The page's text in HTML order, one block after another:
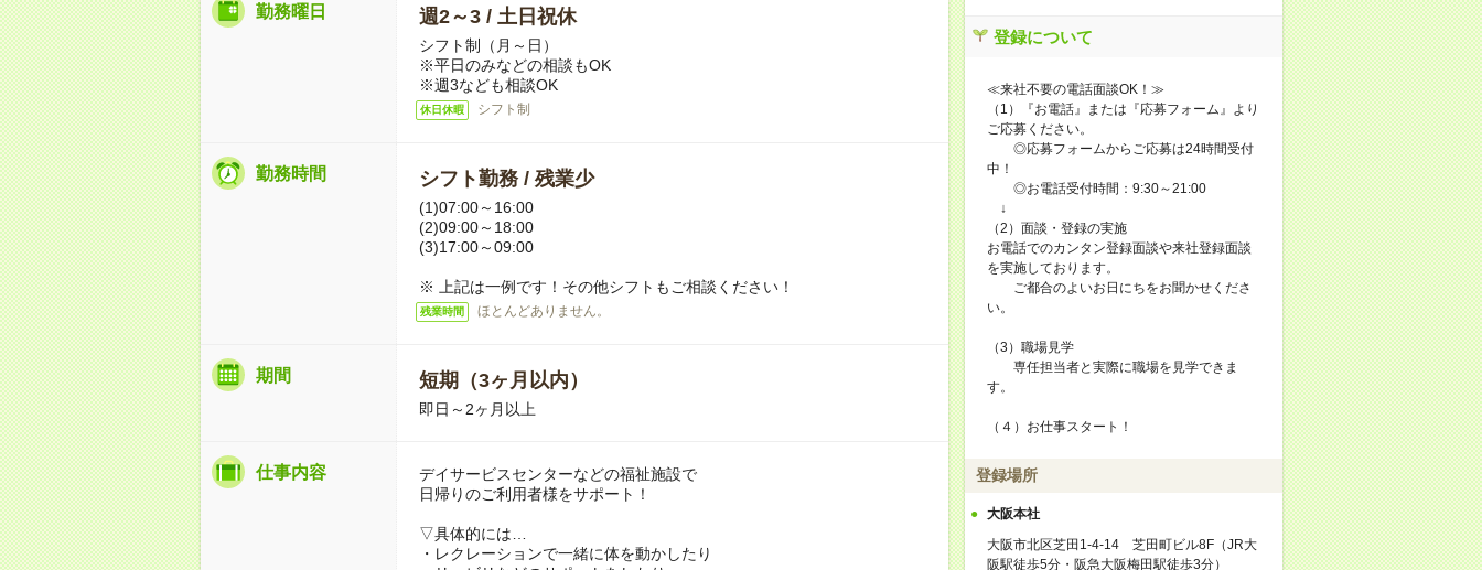
勤務曜日 週2～3 / 土日祝休
シフト制（月～日）
※平日のみなどの相談もOK
※週3なども相談OK
休日休暇 シフト制
勤務時間 シフト勤務 / 残業少
(1)07:00～16:00
(2)09:00～18:00
(3)17:00～09:00
※ 上記は一例です！その他シフトもご相談ください！
残業時間 ほとんどありません。
期間 短期（3ヶ月以内）
即日～2ヶ月以上
仕事内容
デイサービスセンターなどの福祉施設で
日帰りのご利用者様をサポート！
▽具体的には…
・レクレーションで一緒に体を動かしたり
登録について
≪来社不要の電話面談OK！≫
（1）『お電話』または『応募フォーム』より
ご応募ください。
◎応募フォームからご応募は24時間受付
中！
◎お電話受付時間：9:30～21:00
↓
（2）面談・登録の実施
お電話でのカンタン登録面談や来社登録面談
を実施しております。
ご都合のよいお日にちをお聞かせくださ
い。
（3）職場見学
専任担当者と実際に職場を見学できま
す。
（４）お仕事スタート！
登録場所
大阪本社
大阪市北区芝田1-4-14 芝田町ビル8F（JR大
阪駅徒歩5分・阪急大阪梅田駅徒歩3分）